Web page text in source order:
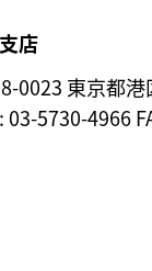
店
0023 東京都
03-5730-4966